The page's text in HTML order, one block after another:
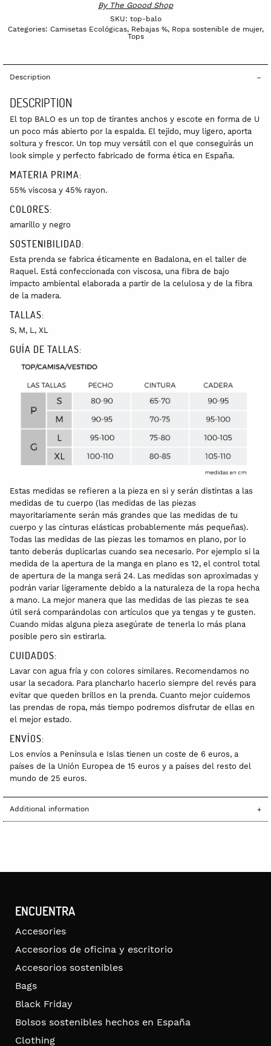
By The Goood Shop
SKU: top-balo
Categories: Camisetas Ecológicas, Rebajas %, Ropa sostenible de mujer,
Tops
Description
DESCRIPTION
El top BALO es un top de tirantes anchos y escote en forma de U
un poco más abierto por la espalda. El tejido, muy ligero, aporta
soltura y frescor. Un top muy versátil con el que conseguirás un
look simple y perfecto fabricado de forma ética en España.
MATERIA PRIMA:
55% viscosa y 45% rayon.
COLORES:
amarillo y negro
SOSTENIBILIDAD:
Esta prenda se fabrica éticamente en Badalona, en el taller de
Raquel. Está confeccionada con viscosa, una fibra de bajo
impacto ambiental elaborada a partir de la celulosa y de la fibra
de la madera.
TALLAS:
S, M, L, XL
GUÍA DE TALLAS:
Estas medidas se refieren a la pieza en si y serán distintas a las
medidas de tu cuerpo (las medidas de las piezas
mayoritariamente serán más grandes que las medidas de tu
cuerpo y las cinturas elásticas probablemente más pequeñas).
Todas las medidas de las piezas les tomamos en plano, por lo
tanto deberás duplicarlas cuando sea necesario. Por ejemplo si la
medida de la apertura de la manga en plano es 12, el control total
de apertura de la manga será 24. Las medidas son aproximadas y
podrán variar ligeramente debido a la naturaleza de la ropa hecha
a mano. La mejor manera que las medidas de las piezas te sea
útil será comparándolas con artículos que ya tengas y te gusten.
Cuando midas alguna pieza asegúrate de tenerla lo más plana
posible pero sin estirarla.
CUIDADOS:
Lavar con agua fría y con colores similares. Recomendamos no
usar la secadora. Para plancharlo hacerlo siempre del revés para
evitar que queden brillos en la prenda. Cuanto mejor cuidemos
las prendas de ropa, más tiempo podremos disfrutar de ellas en
el mejor estado.
ENVÍOS:
Los envíos a Península e Islas tienen un coste de 6 euros, a
países de la Unión Europea de 15 euros y a países del resto del
mundo de 25 euros.
Additional information
ENCUENTRA
Accesories
Accesorios de oficina y escritorio
Accesorios sostenibles
Bags
Black Friday
Bolsos sostenibles hechos en España
Clothing